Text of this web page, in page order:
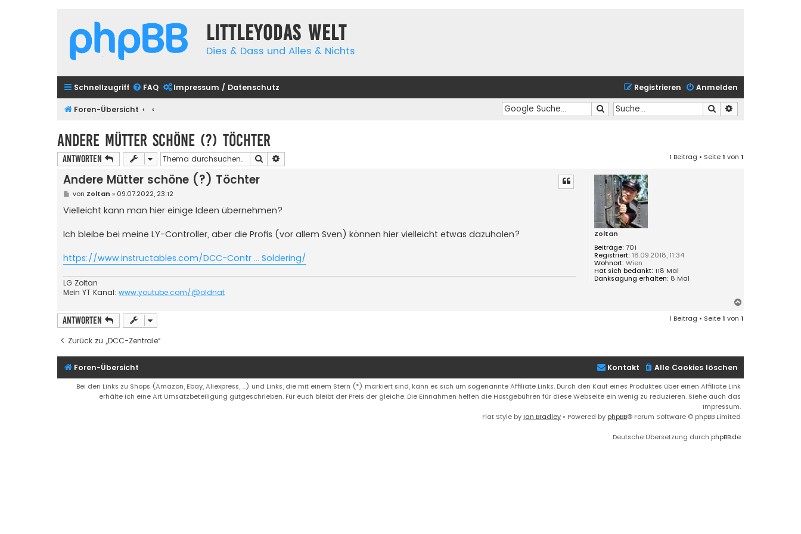
Littleyodas Welt
Dies & Dass und Alles & Nichts
Schnellzugriff FAQ Impressum / Datenschutz Anmelden
Registrieren
Foren-Übersicht Suche
Suche
Andere Mütter schöne (?) Töchter
Antworten Suche 1 Beitrag • Seite1 von 1
Zoltan
Beiträge: 701
Registriert: 18.09.2018, 11:34
Wohnort: Wien
Hat sich bedankt: 118 Mal
Danksagung erhalten: 8 Mal
Andere Mütter schöne (?) Töchter
B
i
t
a
g
von Zoltan » 09.07.2022, 23:12
Vielleicht kann man hier einige Ideen übernehmen?
Ich bleibe bei meine LY-Controller, aber die Profis (vor allem Sven) können hier vielleicht etwas dazuholen?
https://www.instructables.com/DCC-Contr ... Soldering/
LG Zoltan
Mein YT Kanal: www.youtube.com/@oldnat
b
n
Antworten 1 Beitrag • Seite1 von 1
Zurück zu „DCC-Zentrale“
Foren-Übersicht Alle Cookies löschen
Kontakt
Bei den Links zu Shops (Amazon, Ebay, Aliexpress, ...) und Links, die mit einem Stern (*) markiert sind, kann es sich um sogenannte Affiliate Links. Durch den Kauf eines Produktes über einen Affiliate Link
erhälte ich eine Art Umsatzbeteiligung gutgeschrieben. Für euch bleibt der Preis der gleiche. Die Einnahmen helfen die Hostgebühren für diese Webseite ein wenig zu reduzieren. Siehe auch das
Impressum.
Flat Style by Ian Bradley • Powered by phpBB® Forum Software © phpBB Limited
Deutsche Übersetzung durch phpBB.de